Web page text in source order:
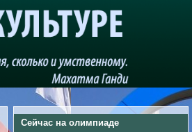
Сейчас на олимпиаде